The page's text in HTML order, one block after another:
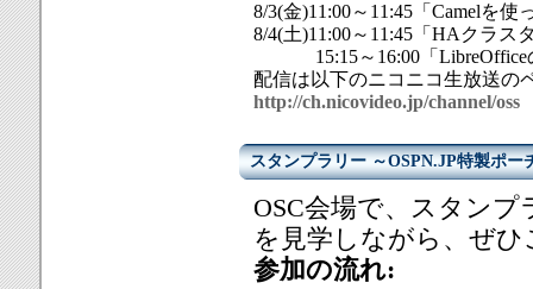
8/3(金)11:00～11:45「Camelを使
8/4(土)11:00～11:45「HAクラス
15:15～16:00「LibreOffice
配信は以下のニコニコ生放送の
http://ch.nicovideo.jp/channel/oss
スタンプラリー ～OSPN.JP特製ポー
OSC会場で、スタン
を見学しながら、ぜ
参加の流れ: